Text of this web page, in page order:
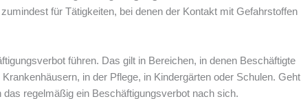
für Tätigkeiten, bei denen der Kontakt mit Gefahrstoffen
führen. Das gilt in Bereichen, in denen Beschäftigte
in der Pflege, in Kindergärten oder Schulen. Geht
das regelmäßig ein Beschäftigungsverbot nach sich.